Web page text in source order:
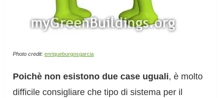
Photo credit: enriqueburgosgarcia
Poichè non esistono due case uguali, è molto
difficile consigliare che tipo di sistema per il